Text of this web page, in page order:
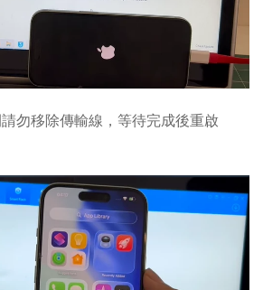
勿移除傳輸線，等待完成後重啟